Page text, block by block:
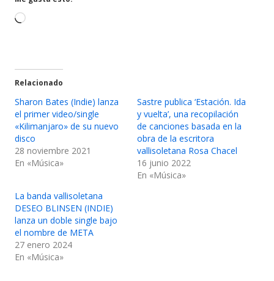
Cargando...
Relacionado
Sharon Bates (Indie) lanza
el primer video/single
«Kilimanjaro» de su nuevo
disco
28 noviembre 2021
En «Música»
Sastre publica ‘Estación. Ida
y vuelta’, una recopilación
de canciones basada en la
obra de la escritora
vallisoletana Rosa Chacel
16 junio 2022
En «Música»
La banda vallisoletana
DESEO BLINSEN (INDIE)
lanza un doble single bajo
el nombre de META
27 enero 2024
En «Música»